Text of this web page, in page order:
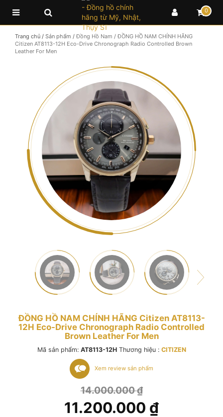
0
Trang chủ / Sản phẩm / Đồng Hồ Nam / ĐỒNG HỒ NAM CHÍNH HÃNG
Citizen AT8113-12H Eco-Drive Chronograph Radio Controlled Brown
Leather For Men
ĐỒNG HỒ NAM CHÍNH HÃNG Citizen AT8113-
12H Eco-Drive Chronograph Radio Controlled
Brown Leather For Men
Mã sản phẩm: AT8113-12H Thương hiệu : CITIZEN
Xem review sản phẩm
14.000.000₫
11.200.000 ₫